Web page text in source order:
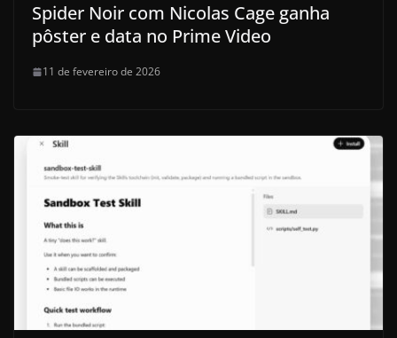
Spider Noir com Nicolas Cage ganha
pôster e data no Prime Video
11 de fevereiro de 2026